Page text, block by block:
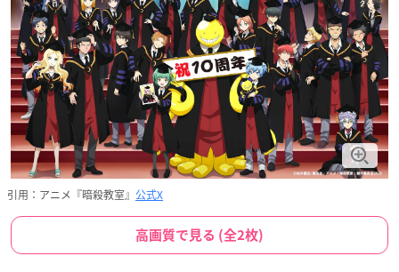
引用：アニメ『暗殺教室』 公式X
高画質で見る (全2枚)